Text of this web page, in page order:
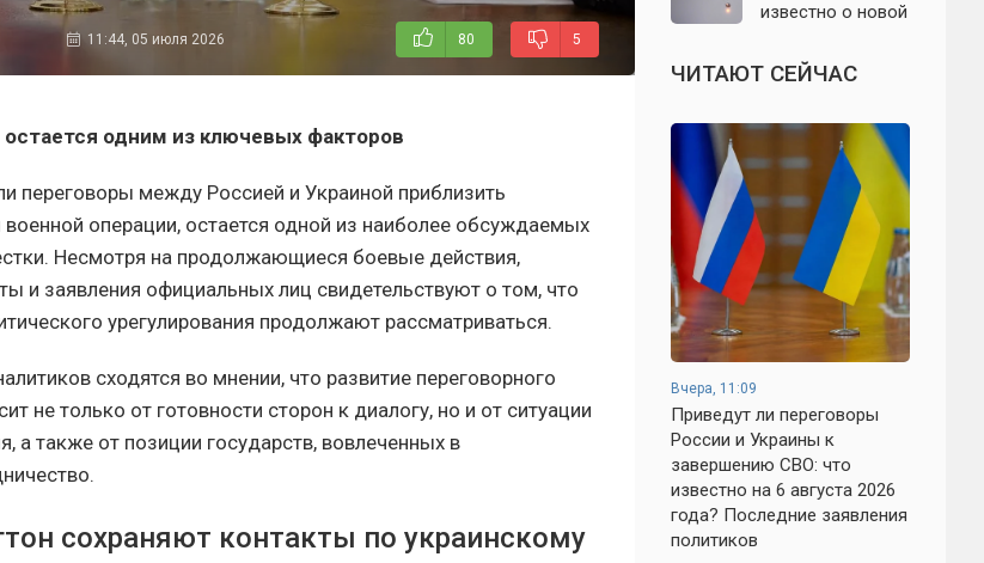
11:44, 05 июля 2026 80 5
одним из ключевых факторов
переговоры между Россией и Украиной приблизить
операции, остается одной из наиболее обсуждаемых
Несмотря на продолжающиеся боевые действия,
и заявления официальных лиц свидетельствуют о том, что
урегулирования продолжают рассматриваться.
сходятся во мнении, что развитие переговорного
не только от готовности сторон к диалогу, но и от ситуации
а также от позиции государств, вовлеченных в
сохраняют контакты по украинскому
Подмосковью
известно о новой
Подмосковье и
Москву 6 августа
ЧИТАЮТ СЕЙЧАС
Вчера, 11:09
Приведут ли переговоры
России и Украины к
завершению СВО: что
известно на 6 августа 2026
года? Последние заявления
политиков